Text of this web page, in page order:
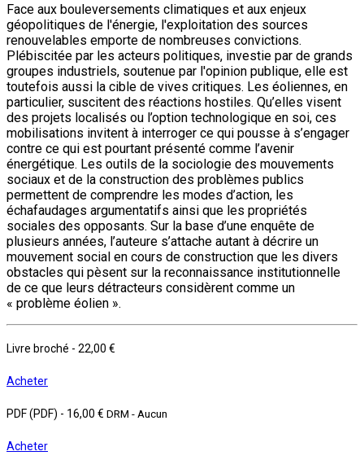
Face aux bouleversements climatiques et aux enjeux
géopolitiques de l'énergie, l'exploitation des sources
renouvelables emporte de nombreuses convictions.
Plébiscitée par les acteurs politiques, investie par de grands
groupes industriels, soutenue par l'opinion publique, elle est
toutefois aussi la cible de vives critiques. Les éoliennes, en
particulier, suscitent des réactions hostiles. Qu’elles visent
des projets localisés ou l’option technologique en soi, ces
mobilisations invitent à interroger ce qui pousse à s’engager
contre ce qui est pourtant présenté comme l’avenir
énergétique. Les outils de la sociologie des mouvements
sociaux et de la construction des problèmes publics
permettent de comprendre les modes d’action, les
échafaudages argumentatifs ainsi que les propriétés
sociales des opposants. Sur la base d’une enquête de
plusieurs années, l’auteure s’attache autant à décrire un
mouvement social en cours de construction que les divers
obstacles qui pèsent sur la reconnaissance institutionnelle
de ce que leurs détracteurs considèrent comme un
« problème éolien ».
Livre broché - 22,00 €
Acheter
PDF (PDF) - 16,00 € DRM - Aucun
Acheter